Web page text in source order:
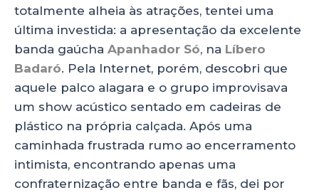
totalmente alheia às atrações, tentei uma
última investida: a apresentação da excelente
banda gaúcha Apanhador Só, na Líbero
Badaró. Pela Internet, porém, descobri que
aquele palco alagara e o grupo improvisava
um show acústico sentado em cadeiras de
plástico na própria calçada. Após uma
caminhada frustrada rumo ao encerramento
intimista, encontrando apenas uma
confraternização entre banda e fãs, dei por